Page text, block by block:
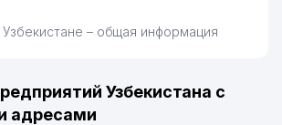
– общая информация
Узбекистана с
адресами